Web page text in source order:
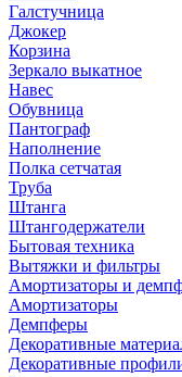
Галстучница
Джокер
Корзина
Зеркало выкатное
Навес
Обувница
Пантограф
Наполнение
Полка сетчатая
Труба
Штанга
Штангодержатели
Бытовая техника
Вытяжки и фильтры
Амортизаторы и
Амортизаторы
Демпферы
Декоративные
Декоративные